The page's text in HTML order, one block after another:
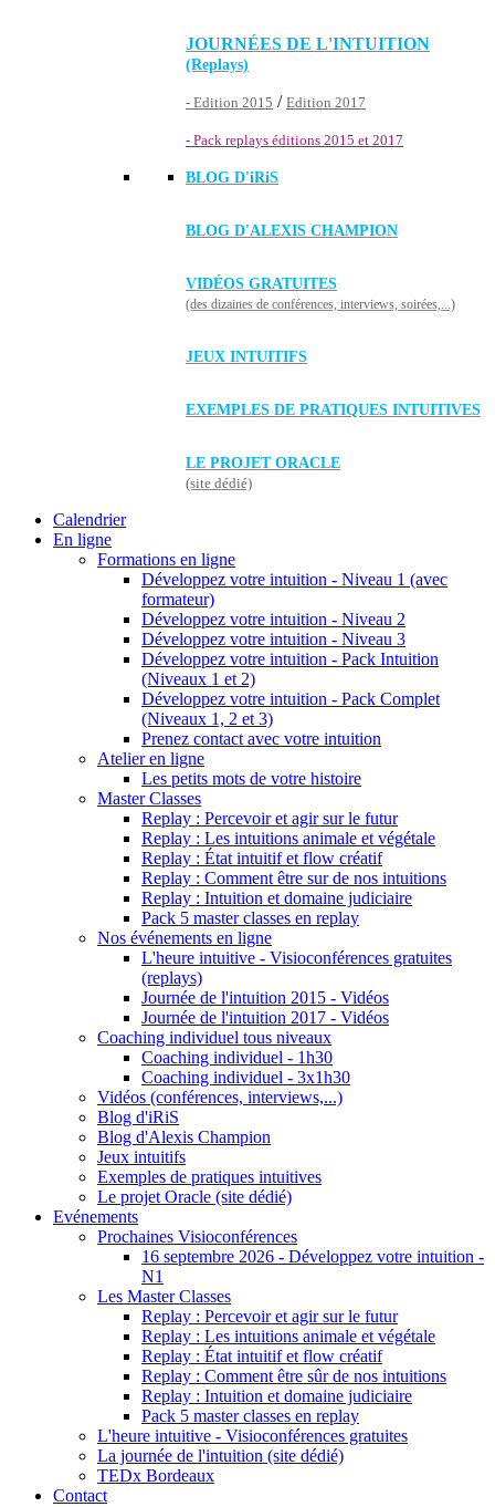
JOURNÉES DE L'INTUITION
(Replays)
- Edition 2015 / Edition 2017
- Pack replays éditions 2015 et 2017
BLOG D'iRiS
BLOG D'ALEXIS CHAMPION
VIDÉOS GRATUITES
(des dizaines de conférences, interviews, soirées,...)
JEUX INTUITIFS
EXEMPLES DE PRATIQUES INTUITIVES
LE PROJET ORACLE
(site dédié)
Calendrier
En ligne
Formations en ligne
Développez votre intuition - Niveau 1 (avec
formateur)
Développez votre intuition - Niveau 2
Développez votre intuition - Niveau 3
Développez votre intuition - Pack Intuition
(Niveaux 1 et 2)
Développez votre intuition - Pack Complet
(Niveaux 1, 2 et 3)
Prenez contact avec votre intuition
Atelier en ligne
Les petits mots de votre histoire
Master Classes
Replay : Percevoir et agir sur le futur
Replay : Les intuitions animale et végétale
Replay : État intuitif et flow créatif
Replay : Comment être sur de nos intuitions
Replay : Intuition et domaine judiciaire
Pack 5 master classes en replay
Nos événements en ligne
L'heure intuitive - Visioconférences gratuites
(replays)
Journée de l'intuition 2015 - Vidéos
Journée de l'intuition 2017 - Vidéos
Coaching individuel tous niveaux
Coaching individuel - 1h30
Coaching individuel - 3x1h30
Vidéos (conférences, interviews,...)
Blog d'iRiS
Blog d'Alexis Champion
Jeux intuitifs
Exemples de pratiques intuitives
Le projet Oracle (site dédié)
Evénements
Prochaines Visioconférences
16 septembre 2026 - Développez votre intuition -
N1
Les Master Classes
Replay : Percevoir et agir sur le futur
Replay : Les intuitions animale et végétale
Replay : État intuitif et flow créatif
Replay : Comment être sûr de nos intuitions
Replay : Intuition et domaine judiciaire
Pack 5 master classes en replay
L'heure intuitive - Visioconférences gratuites
La journée de l'intuition (site dédié)
TEDx Bordeaux
Contact